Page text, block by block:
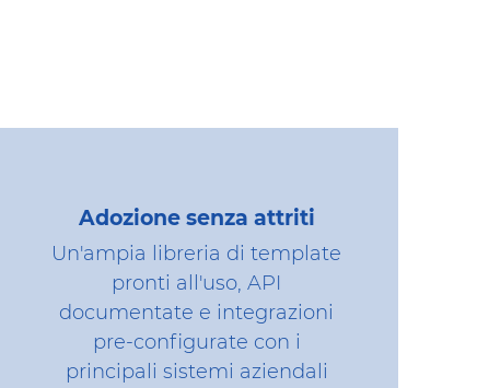
Adozione senza attriti
Un'ampia libreria di template
pronti all'uso, API
documentate e integrazioni
pre-configurate con i
principali sistemi aziendali